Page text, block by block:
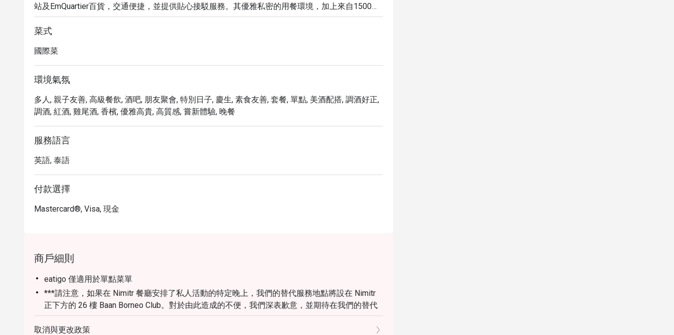
站及EmQuartier百貨，交通便捷，並提供貼心接駁服務。其優雅私密的用餐環境，加上來自1500多
則評論的4.6星級高度評價，讓Nimitr被譽為曼谷「最佳」用餐地點之一，是追求卓越服務與精緻美
食的理想之選。
超值價格體驗這場難忘的奢華美食之旅。
菜式
國際菜
環境氣氛
多人, 親子友善, 高級餐飲, 酒吧, 朋友聚會, 特別日子, 慶生, 素食友善, 套餐, 單點, 美酒配搭, 調酒好正,
調酒, 紅酒, 雞尾酒, 香檳, 優雅高貴, 高質感, 嘗新體驗, 晚餐
服務語言
英語, 泰語
付款選擇
Mastercard®, Visa, 現金
商戶細則
eatigo 僅適用於單點菜單
***請注意，如果在 Nimitr 餐廳安排了私人活動的特定晚上，我們的替代服務地點將設在 Nimitr
正下方的 26 樓 Baan Borneo Club。對於由此造成的不便，我們深表歉意，並期待在我們的替代
場地為您提供愉快的用餐體驗。
取消與更改政策